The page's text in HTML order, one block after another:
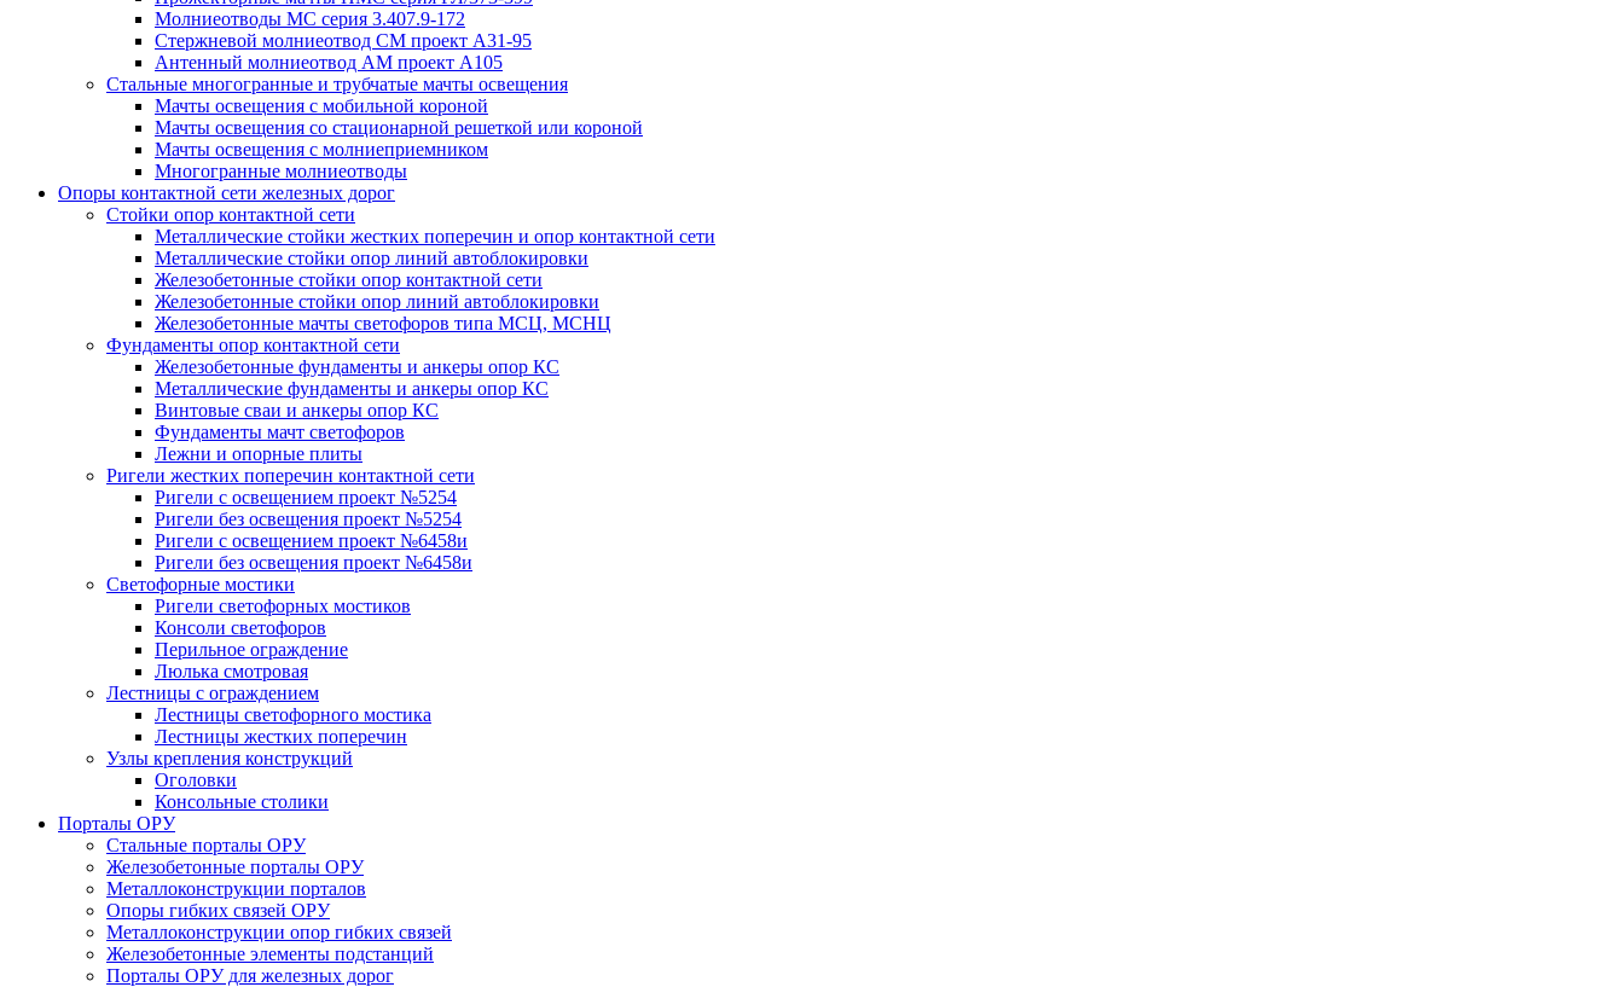
Молниеотводы МС серия 3.407.9-172
Стержневой молниеотвод СМ проект А31-95
Антенный молниеотвод АМ проект А105
Стальные многогранные и трубчатые мачты освещения
Мачты освещения с мобильной короной
Мачты освещения со стационарной решеткой или короной
Мачты освещения с молниеприемником
Многогранные молниеотводы
Опоры контактной сети железных дорог
Стойки опор контактной сети
Металлические стойки жестких поперечин и опор контактной сети
Металлические стойки опор линий автоблокировки
Железобетонные стойки опор контактной сети
Железобетонные стойки опор линий автоблокировки
Железобетонные мачты светофоров типа МСЦ, МСНЦ
Фундаменты опор контактной сети
Железобетонные фундаменты и анкеры опор КС
Металлические фундаменты и анкеры опор КС
Винтовые сваи и анкеры опор КС
Фундаменты мачт светофоров
Лежни и опорные плиты
Ригели жестких поперечин контактной сети
Ригели с освещением проект №5254
Ригели без освещения проект №5254
Ригели с освещением проект №6458и
Ригели без освещения проект №6458и
Светофорные мостики
Ригели светофорных мостиков
Консоли светофоров
Перильное ограждение
Люлька смотровая
Лестницы с ограждением
Лестницы светофорного мостика
Лестницы жестких поперечин
Узлы крепления конструкций
Оголовки
Консольные столики
Порталы ОРУ
Стальные порталы ОРУ
Железобетонные порталы ОРУ
Металлоконструкции порталов
Опоры гибких связей ОРУ
Металлоконструкции опор гибких связей
Железобетонные элементы подстанций
Порталы ОРУ для железных дорог